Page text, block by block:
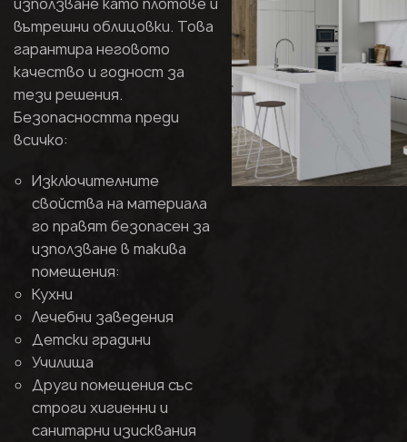
използване като плотове и
вътрешни облицовки. Това
гарантира неговото
качество и годност за
тези решения.
Безопасността преди
всичко:
Изключителните
свойства на материала
го правят безопасен за
използване в такива
помещения:
Кухни
Лечебни заведения
Детски градини
Училища
Други помещения със
строги хигиенни и
санитарни изисквания